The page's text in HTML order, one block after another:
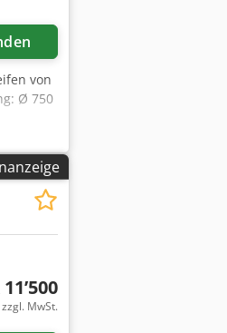
von
Ø 750
MwSt.